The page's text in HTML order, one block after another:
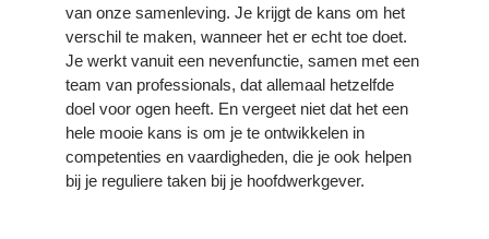
van onze samenleving. Je krijgt de kans om het
verschil te maken, wanneer het er echt toe doet.
Je werkt vanuit een nevenfunctie, samen met een
team van professionals, dat allemaal hetzelfde
doel voor ogen heeft. En vergeet niet dat het een
hele mooie kans is om je te ontwikkelen in
competenties en vaardigheden, die je ook helpen
bij je reguliere taken bij je hoofdwerkgever.